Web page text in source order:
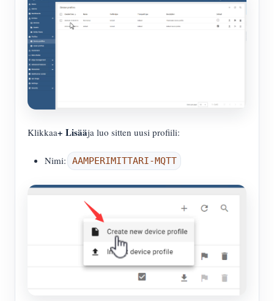
Klikkaa+ Lisääja luo sitten uusi profiili:
Nimi: AAMPERIMITTARI-MQTT